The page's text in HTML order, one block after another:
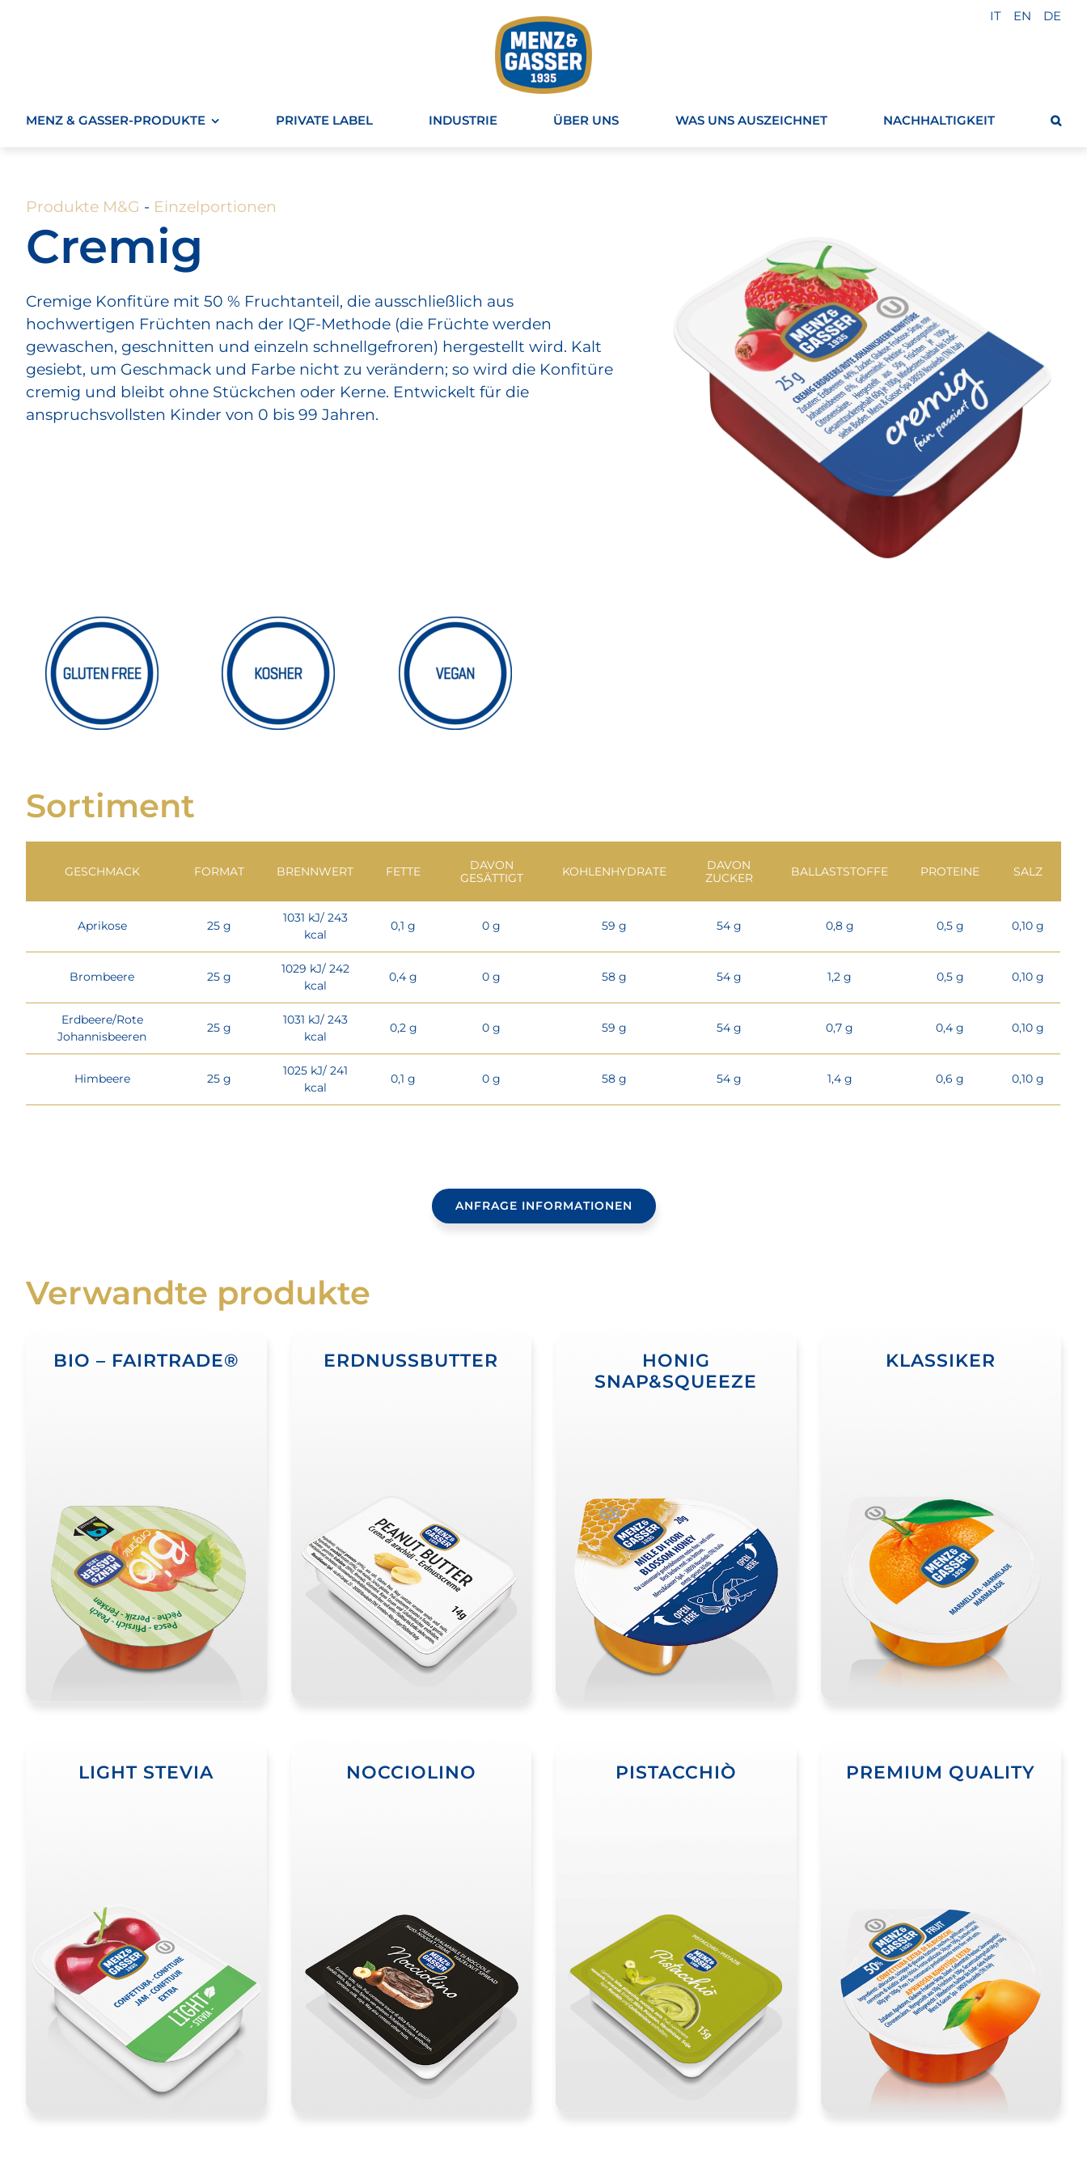
IT EN DE
MENZ & GASSER-PRODUKTE PRIVATE LABEL INDUSTRIE ÜBER UNS WAS UNS AUSZEICHNET NACHHALTIGKEIT
Produkte M&G - Einzelportionen
Cremig
Cremige Konfitüre mit 50 % Fruchtanteil, die ausschließlich aus
hochwertigen Früchten nach der IQF-Methode (die Früchte werden
gewaschen, geschnitten und einzeln schnellgefroren) hergestellt wird. Kalt
gesiebt, um Geschmack und Farbe nicht zu verändern; so wird die Konfitüre
cremig und bleibt ohne Stückchen oder Kerne. Entwickelt für die
anspruchsvollsten Kinder von 0 bis 99 Jahren.
Sortiment
GESCHMACK FORMAT BRENNWERT FETTE
DAVON
GESÄTTIGT
KOHLENHYDRATE
DAVON
ZUCKER
BALLASTSTOFFE PROTEINE SALZ
Aprikose 25 g
1031 kJ/ 243
kcal
0,1 g 0 g 59 g 54 g 0,8 g 0,5 g 0,10 g
Brombeere 25 g
1029 kJ/ 242
kcal
0,4 g 0 g 58 g 54 g 1,2 g 0,5 g 0,10 g
Erdbeere/Rote
Johannisbeeren
25 g
1031 kJ/ 243
kcal
0,2 g 0 g 59 g 54 g 0,7 g 0,4 g 0,10 g
Himbeere 25 g
1025 kJ/ 241
kcal
0,1 g 0 g 58 g 54 g 1,4 g 0,6 g 0,10 g
ANFRAGE INFORMATIONEN
Verwandte produkte
BIO – FAIRTRADE® ERDNUSSBUTTER
HONIG
SNAP&SQUEEZE
KLASSIKER
LIGHT STEVIA NOCCIOLINO PISTACCHIÒ PREMIUM QUALITY